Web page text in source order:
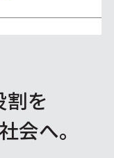
割を
会へ。